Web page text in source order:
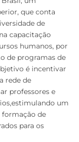
que conta
de
capacitação
humanos, por
de programas de
é incentivar
rede de
professores e
um
formação de
para os